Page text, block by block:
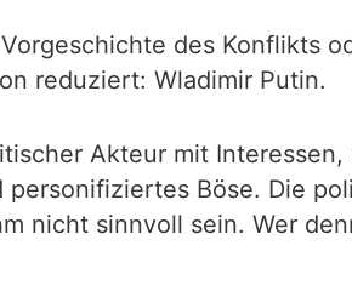
des Konflikts
reduziert: Wladimir Putin.
Akteur mit
Böse. Die
nicht sinnvoll sein. Wer